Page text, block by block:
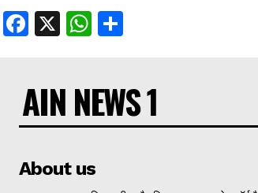
Facebook
X WhatsApp
AIN NEWS 1
About us